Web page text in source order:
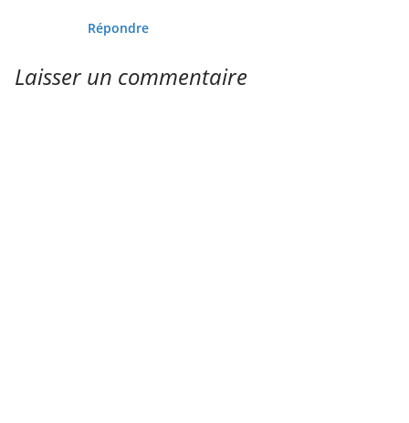
Répondre
Laisser un commentaire